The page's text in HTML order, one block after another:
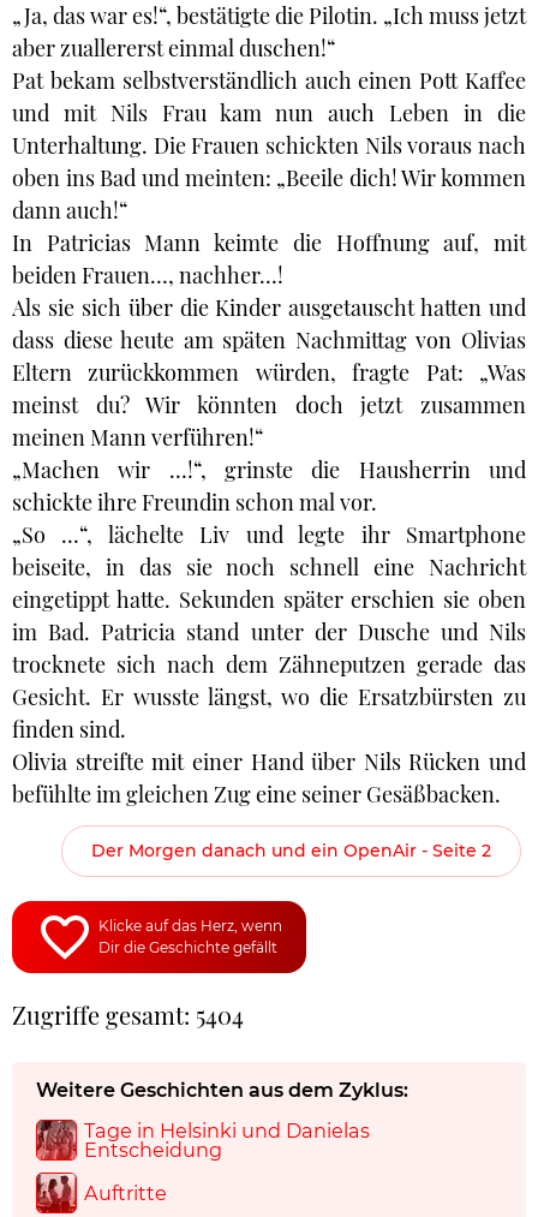
„Ja, das war es!“, bestätigte die Pilotin. „Ich muss jetzt
aber zuallererst einmal duschen!“
Pat bekam selbstverständlich auch einen Pott Kaffee
und mit Nils Frau kam nun auch Leben in die
Unterhaltung. Die Frauen schickten Nils voraus nach
oben ins Bad und meinten: „Beeile dich! Wir kommen
dann auch!“
In Patricias Mann keimte die Hoffnung auf, mit
beiden Frauen…, nachher…!
Als sie sich über die Kinder ausgetauscht hatten und
dass diese heute am späten Nachmittag von Olivias
Eltern zurückkommen würden, fragte Pat: „Was
meinst du? Wir könnten doch jetzt zusammen
meinen Mann verführen!“
„Machen wir …!“, grinste die Hausherrin und
schickte ihre Freundin schon mal vor.
„So …“, lächelte Liv und legte ihr Smartphone
beiseite, in das sie noch schnell eine Nachricht
eingetippt hatte. Sekunden später erschien sie oben
im Bad. Patricia stand unter der Dusche und Nils
trocknete sich nach dem Zähneputzen gerade das
Gesicht. Er wusste längst, wo die Ersatzbürsten zu
finden sind.
Olivia streifte mit einer Hand über Nils Rücken und
befühlte im gleichen Zug eine seiner Gesäßbacken.
Der Morgen danach und ein OpenAir - Seite 2
Klicke auf das Herz, wenn
Dir die Geschichte gefällt
Zugriffe gesamt: 5404
Weitere Geschichten aus dem Zyklus:
Tage in Helsinki und Danielas
Entscheidung
Auftritte